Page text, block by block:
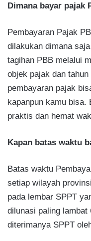
Dimana bayar pajak
Pembayaran Pajak
dilakukan dimana
tagihan PBB melalui
objek pajak dan
pembayaran pajak
kapanpun kamu bisa.
praktis dan hemat
Kapan batas waktu
Batas waktu
setiap wilayah
pada lembar SPPT
dilunasi paling lambat
diterimanya SPPT